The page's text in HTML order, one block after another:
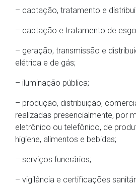
– captação, tratamento e
– captação e tratamento de
– geração, transmissão e
elétrica e de gás;
– iluminação pública;
– produção, distribuição,
realizadas presencialmente, por
eletrônico ou telefônico, de
higiene, alimentos e bebidas;
– serviços funerários;
– vigilância e certificações